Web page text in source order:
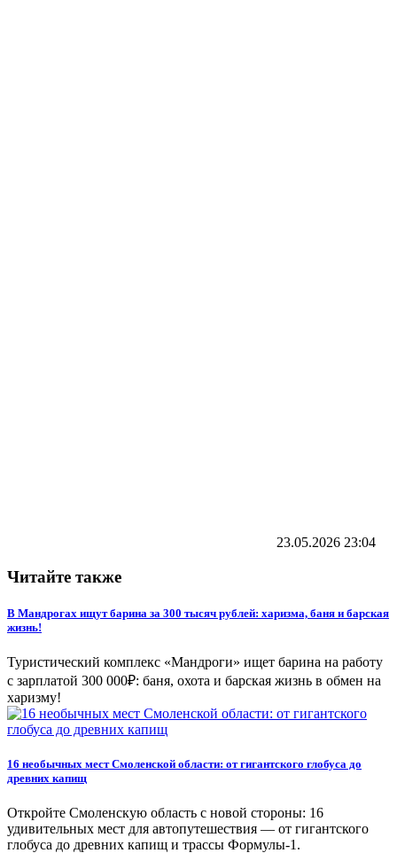
23.05.2026 23:04
Читайте также
В Мандрогах ищут барина за 300 тысяч рублей: харизма, баня и барская
жизнь!
Туристический комплекс «Мандроги» ищет барина на работу
с зарплатой 300 000₽: баня, охота и барская жизнь в обмен на
харизму!
16 необычных мест Смоленской области: от гигантского глобуса до
древних капищ
Откройте Смоленскую область с новой стороны: 16
удивительных мест для автопутешествия — от гигантского
глобуса до древних капищ и трассы Формулы-1.